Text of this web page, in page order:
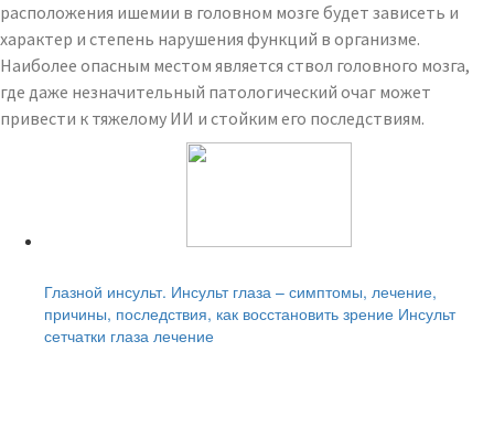
расположения ишемии в головном мозге будет зависеть и
характер и степень нарушения функций в организме.
Наиболее опасным местом является ствол головного мозга,
где даже незначительный патологический очаг может
привести к тяжелому ИИ и стойким его последствиям.
Глазной инсульт. Инсульт глаза – симптомы, лечение,
причины, последствия, как восстановить зрение Инсульт
сетчатки глаза лечение